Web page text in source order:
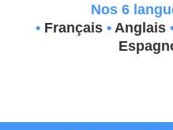
Nos 6
• Français • Anglais